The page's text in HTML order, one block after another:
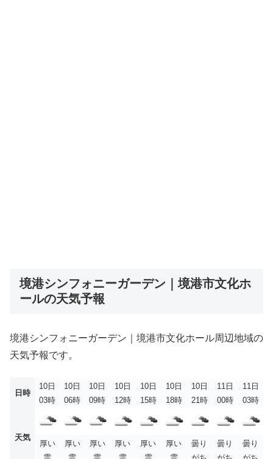
境港シンフォニーガーデン｜境港市文化ホ
ールの天気予報
境港シンフォニーガーデン｜境港市文化ホール周辺地域の
天気予報です。
日時
10日
03時
10日
06時
10日
09時
10日
12時
10日
15時
10日
18時
10日
21時
11日
00時
11日
03時
天気
厚い
厚い
厚い
厚い
厚い
厚い
曇り
曇り
曇り